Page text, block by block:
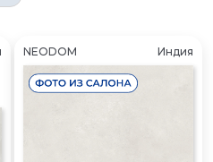
NEODOM Индия